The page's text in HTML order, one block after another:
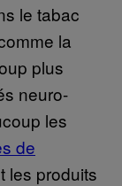
le tabac
la
plus
neuro-
les
de
les produits